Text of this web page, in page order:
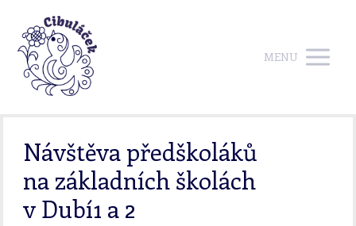
MENU
Návštěva předškoláků
na základních školách
v Dubí1 a 2